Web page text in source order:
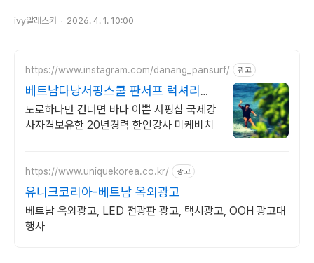
ivy알래스카 2026. 4. 1. 10:00
https://www.instagram.com/danang_pansurf/ 광고
베트남다낭서핑스쿨 판서프 럭셔리서
핑샵
도로하나만 건너면 바다 이쁜 서핑샵 국제강
사자격보유한 20년경력 한인강사 미케비치
https://www.uniquekorea.co.kr/ 광고
유니크코리아-베트남 옥외광고
베트남 옥외광고, LED 전광판 광고, 택시광고, OOH 광고대
행사